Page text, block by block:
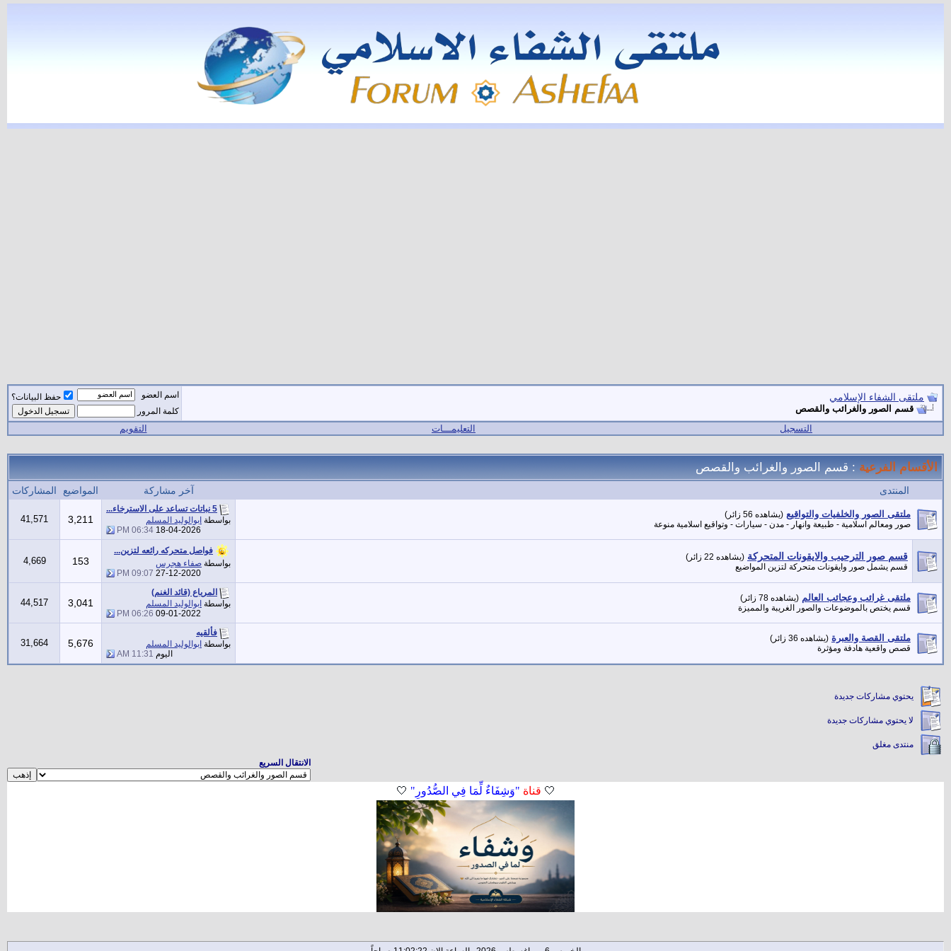
ملتقى الشفاء الإسلامي
قسم الصور والغرائب والقصص
اسم العضو
حفظ البيانات؟
كلمة المرور
التسجيل التعليمـــات التقويم
الأقسام الفرعية: قسم الصور والغرائب والقصص
المنتدى آخر مشاركة المواضيع المشاركات
ملتقى الصور والخلفيات والتواقيع (يشاهده 56 زائر)
صور ومعالم اسلامية - طبيعة وانهار - مدن - سيارات - وتواقيع اسلامية منوعة
5 نباتات تساعد على الاسترخاء...
بواسطة ابوالوليد المسلم
18-04-2026
06:34 PM
3,211
41,571
قسم صور الترحيب والايقونات المتحركة (يشاهده 22 زائر)
قسم يشمل صور وايقونات متحركة لتزين المواضيع
فواصل متحركه رائعه لتزين...
بواسطة صفاء هجرس
27-12-2020
09:07 PM
153
4,669
ملتقى غرائب وعجائب العالم (يشاهده 78 زائر)
قسم يختص بالموضوعات والصور الغريبة والمميزة
المرياع (قائد الغنم)
بواسطة ابوالوليد المسلم
09-01-2022
06:26 PM
3,041
44,517
ملتقى القصة والعبرة (يشاهده 36 زائر)
قصص واقعية هادفة ومؤثرة
فألقيه
بواسطة ابوالوليد المسلم
اليوم 11:31 AM
5,676
31,664
يحتوي مشاركات جديدة
لا يحتوي مشاركات جديدة
منتدى مغلق
الانتقال السريع
🤍 قناة "وَشِفَاءٌ لِّمَا فِي الصُّدُورِ" 🤍